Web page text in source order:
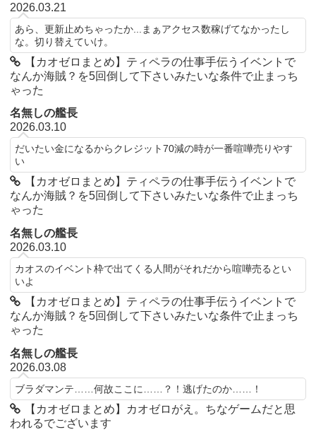
2026.03.21
あら、更新止めちゃったか...まぁアクセス数稼げてなかったし
な。切り替えていけ。
【カオゼロまとめ】ティペラの仕事手伝うイベントで
なんか海賊？を5回倒して下さいみたいな条件で止まっち
ゃった
名無しの艦長
2026.03.10
だいたい金になるからクレジット70減の時が一番喧嘩売りやす
い
【カオゼロまとめ】ティペラの仕事手伝うイベントで
なんか海賊？を5回倒して下さいみたいな条件で止まっち
ゃった
名無しの艦長
2026.03.10
カオスのイベント枠で出てくる人間がそれだから喧嘩売るとい
いよ
【カオゼロまとめ】ティペラの仕事手伝うイベントで
なんか海賊？を5回倒して下さいみたいな条件で止まっち
ゃった
名無しの艦長
2026.03.08
ブラダマンテ……何故ここに……？！逃げたのか……！
【カオゼロまとめ】カオゼロがえ。ちなゲームだと思
われるでございます